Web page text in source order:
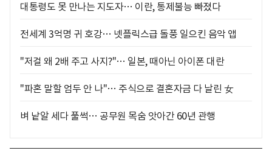
대통령도 못 만나는 지도자… 이란, 통제불능 빠졌다
전세계 3억명 귀 호강… 넷플릭스급 돌풍 일으킨 음악 앱
"저걸 왜 2배 주고 사지?"… 일본, 때아닌 아이폰 대란
"파혼 말할 엄두 안 나"… 주식으로 결혼자금 다 날린 女
벼 낱알 세다 풀썩… 공무원 목숨 앗아간 60년 관행